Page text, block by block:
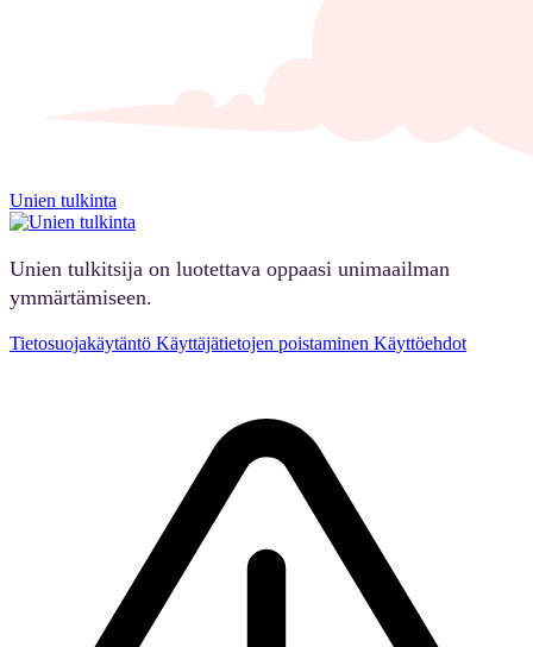
Unien tulkinta
Unien tulkitsija on luotettava oppaasi unimaailman
ymmärtämiseen.
Tietosuojakäytäntö Käyttäjätietojen poistaminen Käyttöehdot